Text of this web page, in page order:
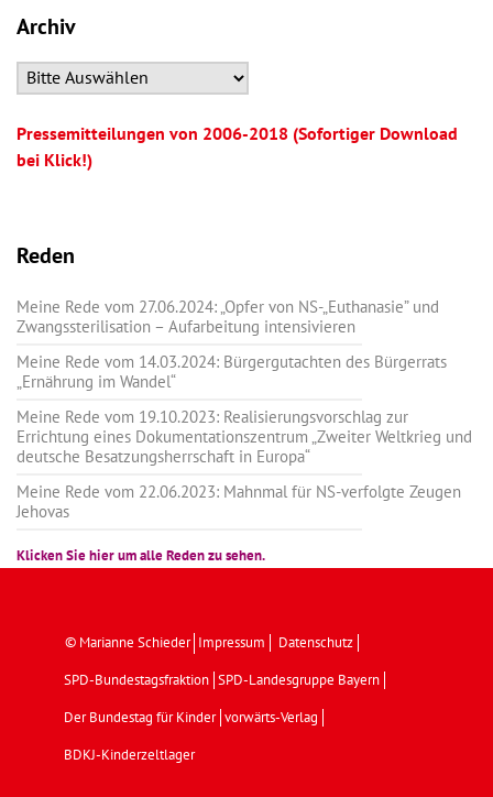
Archiv
Pressemitteilungen von 2006-2018 (Sofortiger Download
bei Klick!)
Reden
Meine Rede vom 27.06.2024: „Opfer von NS-„Euthanasie” und
Zwangssterilisation – Aufarbeitung intensivieren
Meine Rede vom 14.03.2024: Bürgergutachten des Bürgerrats
„Ernährung im Wandel“
Meine Rede vom 19.10.2023: Realisierungsvorschlag zur
Errichtung eines Dokumentationszentrum „Zweiter Weltkrieg und
deutsche Besatzungsherrschaft in Europa“
Meine Rede vom 22.06.2023: Mahnmal für NS-verfolgte Zeugen
Jehovas
Klicken Sie hier um alle Reden zu sehen.
© Marianne Schieder Impressum Datenschutz
SPD-Bundestagsfraktion SPD-Landesgruppe Bayern
Der Bundestag für Kinder vorwärts-Verlag
BDKJ-Kinderzeltlager